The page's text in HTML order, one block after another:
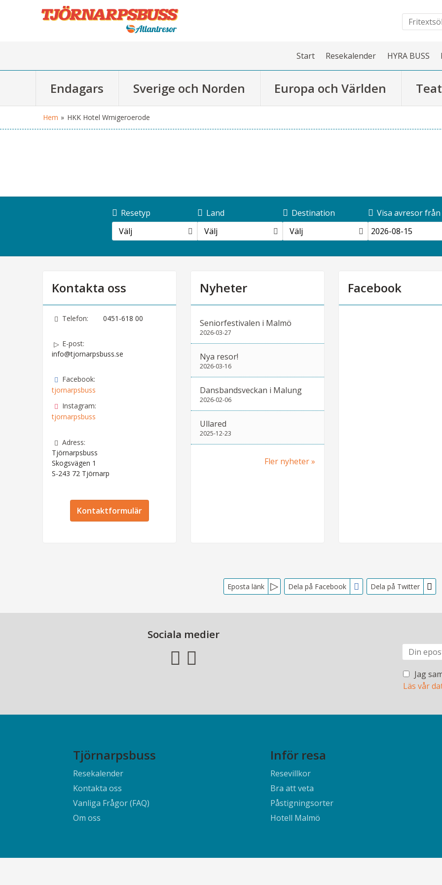
Start Resekalender HYRA BUSS
Endagars Sverige och Norden Europa och Världen
Hem » HKK Hotel Wrnigeroerode
Resetyp
Välj
Land
Välj
Destination
Välj
Visa avresor från
Kontakta oss
Telefon: 0451-618 00
E-post:
info@tjornarpsbuss.se
Facebook:
tjornarpsbuss
Instagram:
tjornarpsbuss
Adress:
Tjörnarpsbuss
Skogsvägen 1
S-243 72 Tjörnarp
Kontaktformulär
Nyheter
Seniorfestivalen i Malmö
2026-03-27
Nya resor!
2026-03-16
Dansbandsveckan i Malung
2026-02-06
Ullared
2025-12-23
Fler nyheter
Facebook
Eposta länk Dela på Facebook Dela på Twitter
Sociala medier
Jag
Läs vår
Tjörnarpsbuss
Resekalender
Kontakta oss
Vanliga Frågor (FAQ)
Om oss
Inför resa
Resevillkor
Bra att veta
Påstigningsorter
Hotell Malmö